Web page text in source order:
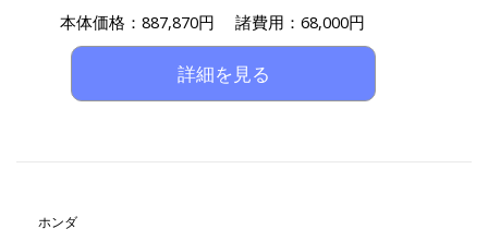
本体価格：887,870円 諸費用：68,000円
詳細を見る
ホンダ